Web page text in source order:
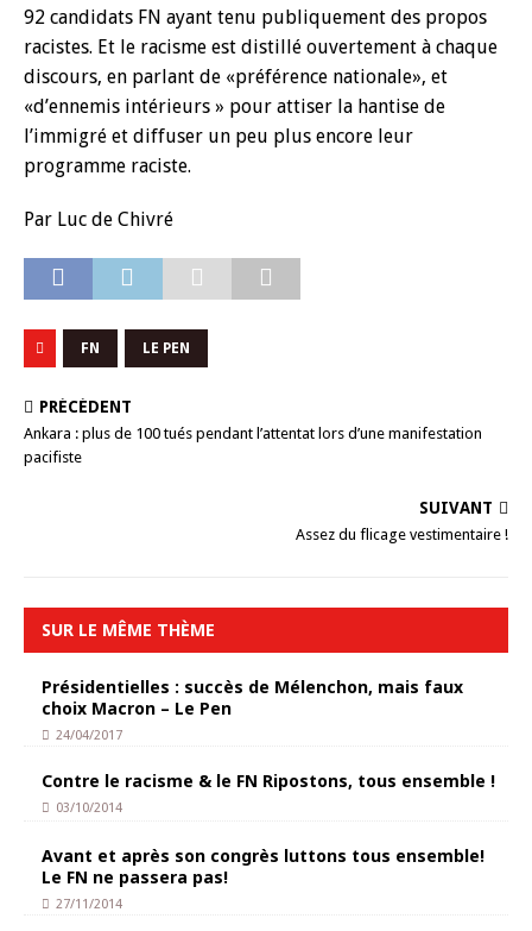
92 candidats FN ayant tenu publiquement des propos
racistes. Et le racisme est distillé ouvertement à chaque
discours, en parlant de «préférence nationale», et
«d’ennemis intérieurs » pour attiser la hantise de
l’immigré et diffuser un peu plus encore leur
programme raciste.
Par Luc de Chivré
FN LE PEN
PRÉCÉDENT
Ankara : plus de 100 tués pendant l’attentat lors d’une manifestation
pacifiste
SUIVANT
Assez du flicage vestimentaire !
SUR LE MÊME THÈME
Présidentielles : succès de Mélenchon, mais faux
choix Macron – Le Pen
24/04/2017
Contre le racisme & le FN Ripostons, tous ensemble !
03/10/2014
Avant et après son congrès luttons tous ensemble!
Le FN ne passera pas!
27/11/2014